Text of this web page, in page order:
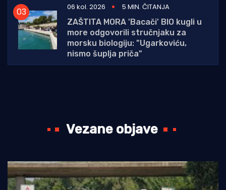
06 kol. 2026
5 MIN. ČITANJA
ZAŠTITA MORA 'Bacači' BIO kugli u
more odgovorili stručnjaku za
morsku biologiju: "Ugarkoviću,
nismo šuplja priča"
Vezane objave